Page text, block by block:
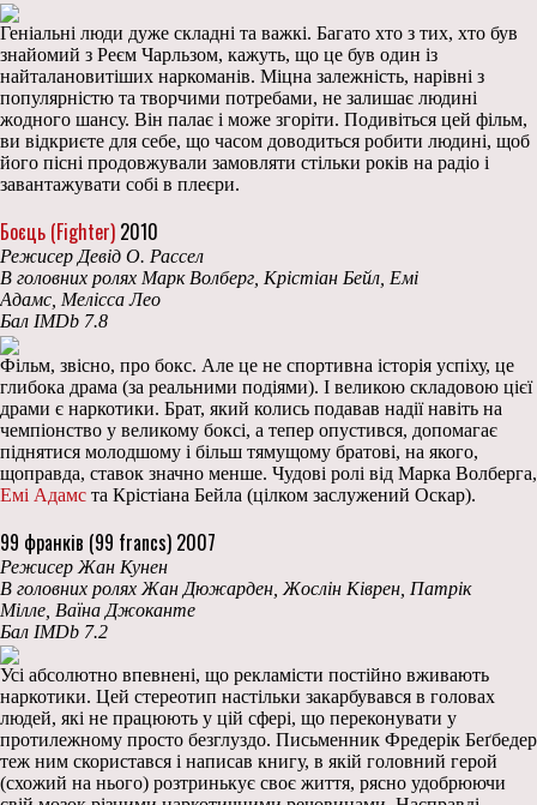
Геніальні люди дуже складні та важкі. Багато хто з тих, хто був
знайомий з Реєм Чарльзом, кажуть, що це був один із
найталановитіших наркоманів. Міцна залежність, нарівні з
популярністю та творчими потребами, не залишає людині
жодного шансу. Він палає і може згоріти. Подивіться цей фільм,
ви відкриєте для себе, що часом доводиться робити людині, щоб
його пісні продовжували замовляти стільки років на радіо і
завантажувати собі в плеєри.
Боєць (Fighter) 2010
Режисер Девід О. Рассел
В головних ролях Марк Волберг, Крістіан Бейл, Емі
Адамс, Мелісса Лео
Бал IMDb 7.8
Фільм, звісно, про бокс. Але це не спортивна історія успіху, це
глибока драма (за реальними подіями). І великою складовою цієї
драми є наркотики. Брат, який колись подавав надії навіть на
чемпіонство у великому боксі, а тепер опустився, допомагає
піднятися молодшому і більш тямущому братові, на якого,
щоправда, ставок значно менше. Чудові ролі від Марка Волберга,
Емі Адамс та Крістіана Бейла (цілком заслужений Оскар).
99 франків (99 francs) 2007
Режисер Жан Кунен
В головних ролях Жан Дюжарден, Жослін Ківрен, Патрік
Мілле, Ваїна Джоканте
Бал IMDb 7.2
Усі абсолютно впевнені, що рекламісти постійно вживають
наркотики. Цей стереотип настільки закарбувався в головах
людей, які не працюють у цій сфері, що переконувати у
протилежному просто безглуздо. Письменник Фредерік Беґбедер
теж ним скористався і написав книгу, в якій головний герой
(схожий на нього) розтринькує своє життя, рясно удобрюючи